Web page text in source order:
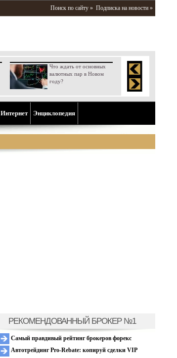
Поиск по сайту » Подписка на новости »
Что ждать от основных
валютных пар в Новом
году?
Интернет Энциклопедия
РЕКОМЕНДОВАННЫЙ БРОКЕР №1
Самый правдивый рейтинг брокеров форекс
Автотрейдинг Pro-Rebate: копируй сделки VIP